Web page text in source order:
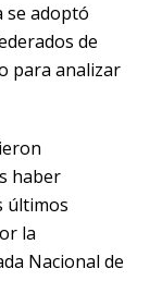
se adoptó
de
para analizar
haber
últimos
la
Nacional de